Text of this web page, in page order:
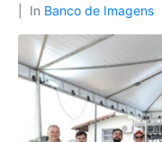
In Banco de Imagens